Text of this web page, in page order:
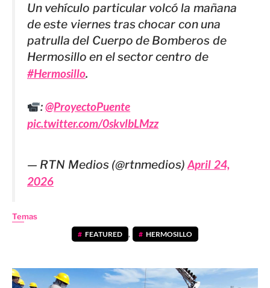
Un vehículo particular volcó la mañana
de este viernes tras chocar con una
patrulla del Cuerpo de Bomberos de
Hermosillo en el sector centro de
#Hermosillo.
:@ProyectoPuente
pic.twitter.com/0skvlbLMzz
— RTN Medios (@rtnmedios)April 24,
2026
Temas
FEATURED , HERMOSILLO